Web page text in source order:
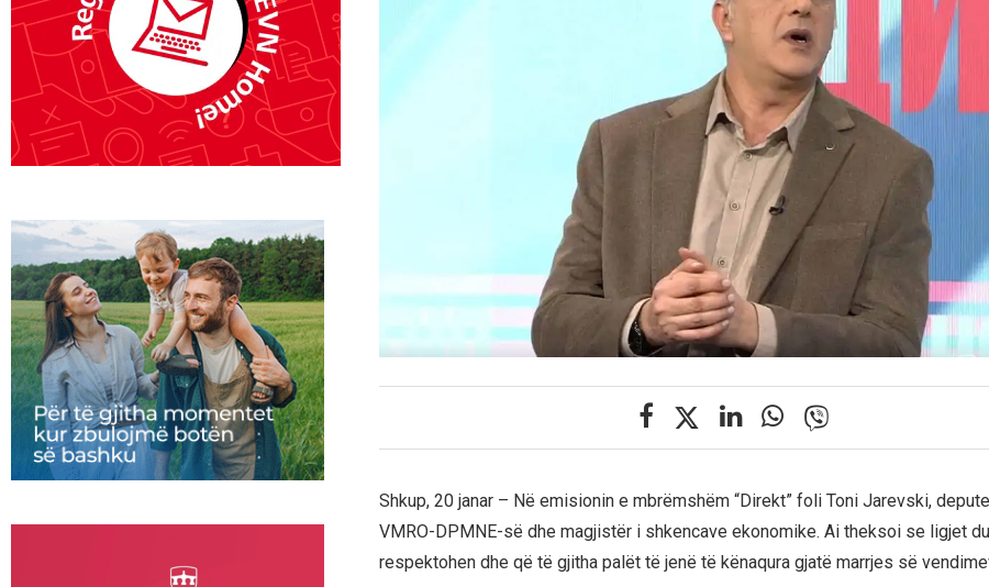
Shkup, 20 janar – Në emisionin e mbrëmshëm “Direkt” foli Toni Jarevski,
VMRO-DPMNE-së dhe magjistër i shkencave ekonomike. Ai theksoi se ligjet
respektohen dhe që të gjitha palët të jenë të kënaqura gjatë marrjes së